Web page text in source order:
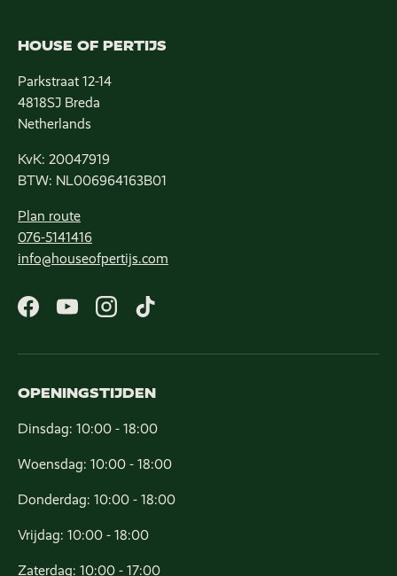
HOUSE OF PERTIJS
Parkstraat 12-14
4818SJ Breda
Netherlands
KvK: 20047919
BTW: NL006964163B01
Plan route
076-5141416
info@houseofpertijs.com
Facebook
YouTubeInstagram
TikTok
OPENINGSTIJDEN
Dinsdag: 10:00 - 18:00
Woensdag: 10:00 - 18:00
Donderdag: 10:00 - 18:00
Vrijdag: 10:00 - 18:00
Zaterdag: 10:00 - 17:00